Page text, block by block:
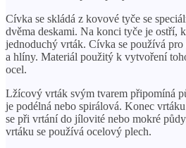
Cívka se skládá z kovové tyče se
dvěma deskami. Na konci tyče je ostří,
jednoduchý vrták. Cívka se používá
a hlíny. Materiál použitý k vytvoření
ocel.
Lžícový vrták svým tvarem připomíná
je podélná nebo spirálová. Konec
se při vrtání do jílovité nebo mokré
vrtáku se používá ocelový plech.